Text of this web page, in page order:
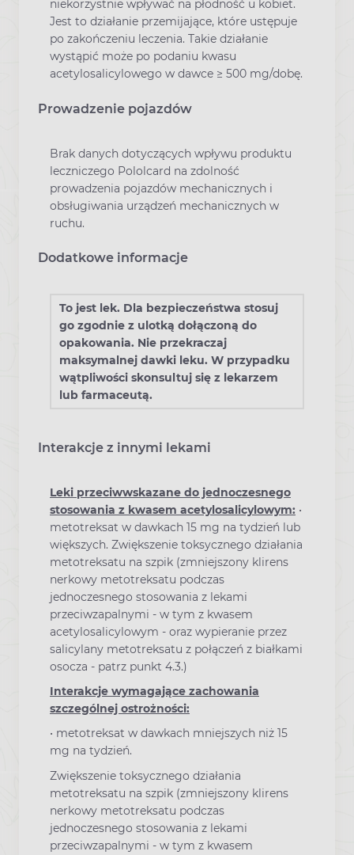
niekorzystnie wpływać na płodność u kobiet.
Jest to działanie przemijające, które ustępuje
po zakończeniu leczenia. Takie działanie
wystąpić może po podaniu kwasu
acetylosalicylowego w dawce ≥ 500 mg/dobę.
Prowadzenie pojazdów
Brak danych dotyczących wpływu produktu
leczniczego Pololcard na zdolność
prowadzenia pojazdów mechanicznych i
obsługiwania urządzeń mechanicznych w
ruchu.
Dodatkowe informacje
To jest lek. Dla bezpieczeństwa stosuj
go zgodnie z ulotką dołączoną do
opakowania. Nie przekraczaj
maksymalnej dawki leku. W przypadku
wątpliwości skonsultuj się z lekarzem
lub farmaceutą.
Interakcje z innymi lekami
Leki przeciwwskazane do jednoczesnego
stosowania z kwasem acetylosalicylowym: •
metotreksat w dawkach 15 mg na tydzień lub
większych. Zwiększenie toksycznego działania
metotreksatu na szpik (zmniejszony klirens
nerkowy metotreksatu podczas
jednoczesnego stosowania z lekami
przeciwzapalnymi - w tym z kwasem
acetylosalicylowym - oraz wypieranie przez
salicylany metotreksatu z połączeń z białkami
osocza - patrz punkt 4.3.)
Interakcje wymagające zachowania
szczególnej ostrożności:
• metotreksat w dawkach mniejszych niż 15
mg na tydzień.
Zwiększenie toksycznego działania
metotreksatu na szpik (zmniejszony klirens
nerkowy metotreksatu podczas
jednoczesnego stosowania z lekami
przeciwzapalnymi - w tym z kwasem